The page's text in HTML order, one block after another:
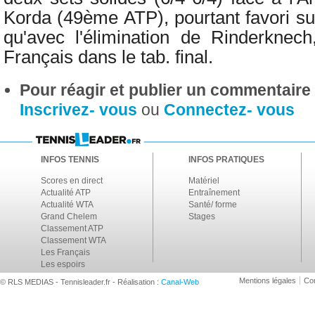
Korda (49ème ATP), pourtant favori
qu'avec l'élimination de
Français dans le tab. final.
Pour réagir et publier un
Inscrivez- vous ou Connectez- vous
INFOS TENNIS
Scores en direct
Actualité ATP
Actualité WTA
Grand Chelem
Classement ATP
Classement WTA
Les Français
Les espoirs
INFOS PRATIQUES
Matériel
Entraînement
Santé/ forme
Stages
© RLS MEDIAS - Tennisleader.fr - Réalisation : Canal-Web Mentions légales